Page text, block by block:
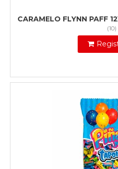
CARAMELO FLYNN PAFF
(10)